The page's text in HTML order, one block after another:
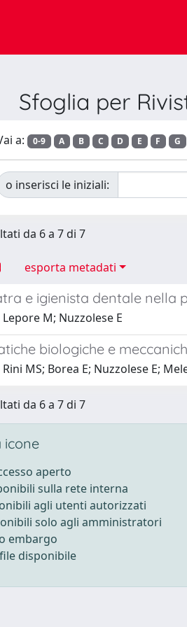
Sfoglia per
a: 0-9 A B C D E F G
o inserisci le iniziali:
da 6 a 7 di 7
esporta metadati
e igienista dentale nella
M; Nuzzolese E
biologiche e
MS; Borea E; Nuzzolese E;
da 6 a 7 di 7
icone
aperto
sulla rete interna
agli utenti autorizzati
solo agli amministratori
embargo
disponibile